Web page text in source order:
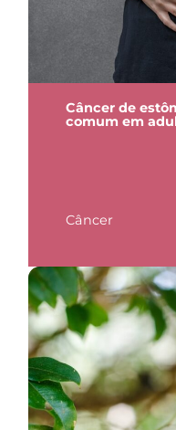
Câncer de
comum em
Câncer